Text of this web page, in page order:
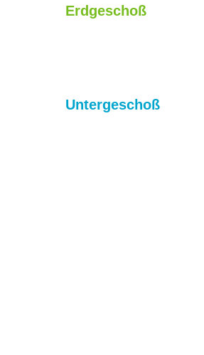
Erdgeschoß
Untergeschoß